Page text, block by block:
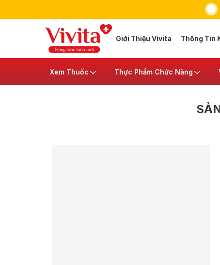
Giới Thiệu Vivita Thông Tin
Xem Thuốc Thực Phẩm Chức Năng